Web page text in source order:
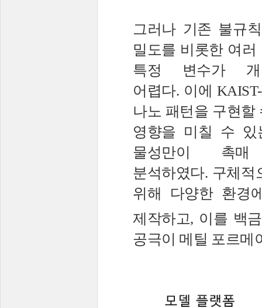
그러나 기존 불규
밀도를 비롯한 여
특정 변수가 개
어렵다. 이에
나노 패턴을 구현할
영향을 미칠 수 있
물성만이 촉
분석하였다. 구체적
위해 다양한 환경
제작하고, 이를 백금
공극이 메틸 포르메